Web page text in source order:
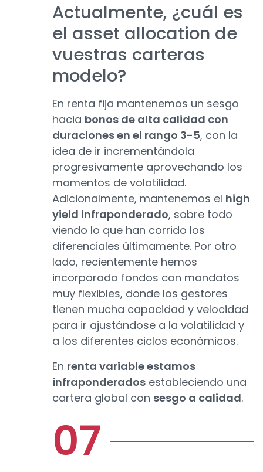
Actualmente, ¿cuál es
el asset allocation de
vuestras carteras
modelo?
En renta fija mantenemos un sesgo
hacia bonos de alta calidad con
duraciones en el rango 3-5, con la
idea de ir incrementándola
progresivamente aprovechando los
momentos de volatilidad.
Adicionalmente, mantenemos el high
yield infraponderado, sobre todo
viendo lo que han corrido los
diferenciales últimamente. Por otro
lado, recientemente hemos
incorporado fondos con mandatos
muy flexibles, donde los gestores
tienen mucha capacidad y velocidad
para ir ajustándose a la volatilidad y
a los diferentes ciclos económicos.
En renta variable estamos
infraponderados estableciendo una
cartera global con sesgo a calidad.